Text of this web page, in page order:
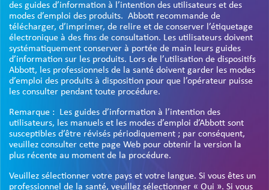
des guides d’information à l’intention des utilisateurs et des
modes d’emploi des produits. Abbott recommande de
télécharger, d’imprimer, de relire et de conserver l’étiquetage
électronique à des fins de consultation. Les utilisateurs doivent
systématiquement conserver à portée de main leurs guides
d’information sur les produits. Lors de l’utilisation de dispositifs
Abbott, les professionnels de la santé doivent garder les modes
d’emploi des produits à disposition pour que l’opérateur puisse
les consulter pendant toute procédure.
Remarque : Les guides d’information à l’intention des
utilisateurs, les manuels et les modes d’emploi d’Abbott sont
susceptibles d’être révisés périodiquement ; par conséquent,
veuillez consulter cette page Web pour obtenir la version la
plus récente au moment de la procédure.
Veuillez sélectionner votre pays et votre langue. Si vous êtes un
professionnel de la santé, veuillez sélectionner « Oui ». Si vous